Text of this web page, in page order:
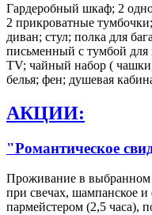
Гардеробный шкаф; 2
2 прикроватные
диван; стул; полка для
письменный с тумбой для
TV; чайный набор (
белья; фен; душевая
АКЦИИ:
"Романтическое
Проживание в выбранном
при свечах, шампанское
пармейстером (2,5 часа),